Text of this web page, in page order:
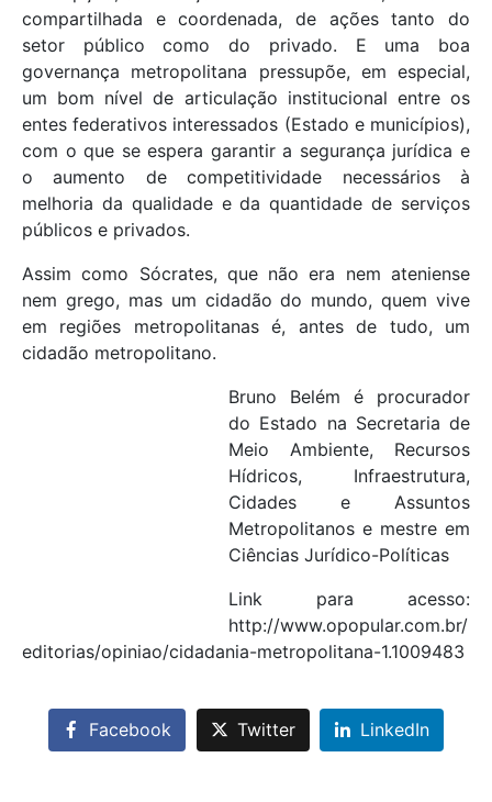
compartilhada e coordenada, de ações tanto do
setor público como do privado. E uma boa
governança metropolitana pressupõe, em especial,
um bom nível de articulação institucional entre os
entes federativos interessados (Estado e municípios),
com o que se espera garantir a segurança jurídica e
o aumento de competitividade necessários à
melhoria da qualidade e da quantidade de serviços
públicos e privados.
Assim como Sócrates, que não era nem ateniense
nem grego, mas um cidadão do mundo, quem vive
em regiões metropolitanas é, antes de tudo, um
cidadão metropolitano.
Bruno Belém é procurador
do Estado na Secretaria de
Meio Ambiente, Recursos
Hídricos, Infraestrutura,
Cidades e Assuntos
Metropolitanos e mestre em
Ciências Jurídico-Políticas
Link para acesso:
http://www.opopular.com.br/
editorias/opiniao/cidadania-metropolitana-1.1009483
Facebook Twitter LinkedIn